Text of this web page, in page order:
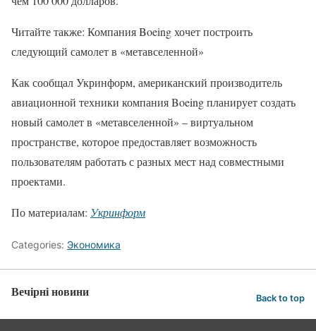
Читайте также: Компания Boeing хочет построить
следующий самолет в «метавселенной»
Как сообщал Укринформ, американский производитель
авиационной техники компания Boeing планирует создать
новый самолет в «метавселенной» – виртуальном
пространстве, которое предоставляет возможность
пользователям работать с разных мест над совместными
проектами.
По материалам: Укринформ
Categories: Экономика
Вечірні новини Back to top